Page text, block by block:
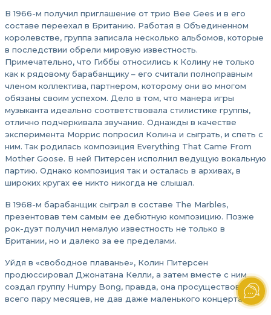
В 1966-м получил приглашение от трио Bee Gees и в его
составе переехал в Британию. Работая в Объединенном
королевстве, группа записала несколько альбомов, которые
в последствии обрели мировую известность.
Примечательно, что Гиббы относились к Колину не только
как к рядовому барабанщику – его считали полноправным
членом коллектива, партнером, которому они во многом
обязаны своим успехом. Дело в том, что манера игры
музыканта идеально соответствовала стилистике группы,
отлично подчеркивала звучание. Однажды в качестве
эксперимента Моррис попросил Колина и сыграть, и спеть с
ним. Так родилась композиция Everything That Came From
Mother Goose. В ней Питерсен исполнил ведущую вокальную
партию. Однако композиция так и осталась в архивах, в
широких кругах ее никто никогда не слышал.
В 1968-м барабанщик сыграл в составе The Marbles,
презентовав тем самым ее дебютную композицию. Позже
рок-дуэт получил немалую известность не только в
Британии, но и далеко за ее пределами.
Уйдя в «свободное плаванье», Колин Питерсен
продюссировал Джонатана Келли, а затем вместе с ним
создал группу Humpy Bong, правда, она просуществовала
всего пару месяцев, не дав даже маленького концерта.